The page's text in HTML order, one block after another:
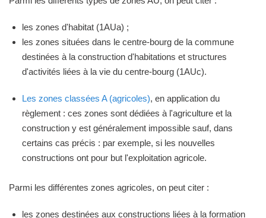
les zones d'habitat (1AUa) ;
les zones situées dans le centre-bourg de la commune
destinées à la construction d'habitations et structures
d'activités liées à la vie du centre-bourg (1AUc).
Les zones classées A (agricoles), en application du
règlement : ces zones sont dédiées à l'agriculture et la
construction y est généralement impossible sauf, dans
certains cas précis : par exemple, si les nouvelles
constructions ont pour but l'exploitation agricole.
Parmi les différentes zones agricoles, on peut citer :
les zones destinées aux constructions liées à la formation